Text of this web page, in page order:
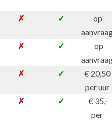
✗ ✓
op
✗ ✓
op
✗ ✓
€ 20,50
per uur
✗ ✓
€ 35,-
per